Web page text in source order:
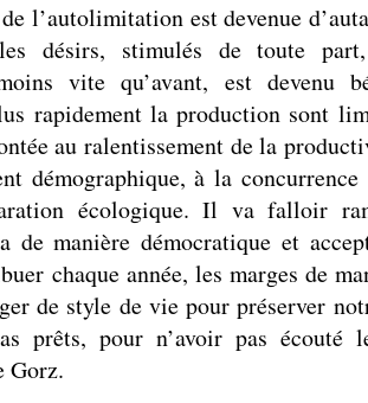
l’autolimitation est devenue
désirs, stimulés de toute
vite qu’avant, est devenu
rapidement la production sont
au ralentissement de la
démographique, à la
écologique. Il va falloir
de manière démocratique et
chaque année, les marges de
de style de vie pour préserver
prêts, pour n’avoir pas écouté
Gorz.